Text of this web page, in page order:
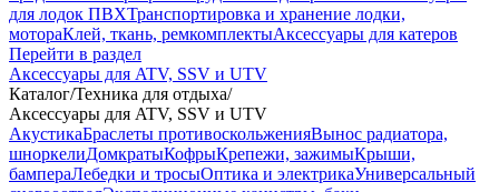
для лодок ПВХТранспортировка и хранение лодки,
мотораКлей, ткань, ремкомплектыАксессуары для катеров
Перейти в раздел
Аксессуары для ATV, SSV и UTV
Каталог/Техника для отдыха/
Аксессуары для ATV, SSV и UTV
АкустикаБраслеты противоскольженияВынос радиатора,
шноркелиДомкратыКофрыКрепежи, зажимыКрыши,
бампераЛебедки и тросыОптика и электрикаУниверсальный